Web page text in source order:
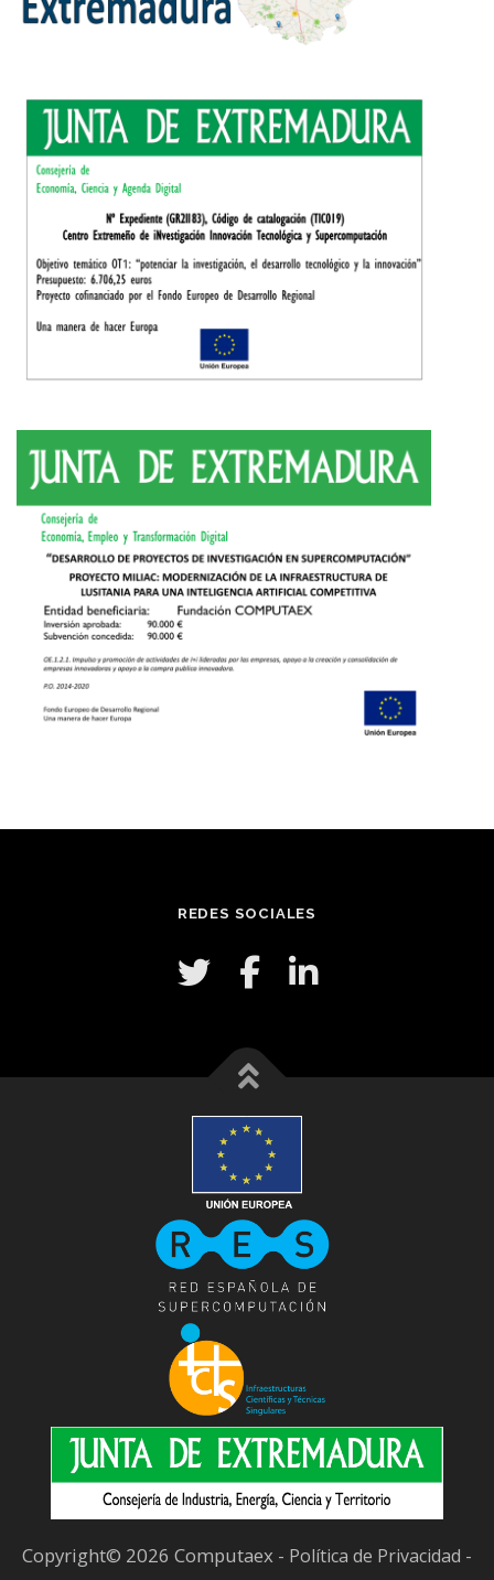
REDES SOCIALES
Copyright© 2026 Computaex - Política de Privacidad -